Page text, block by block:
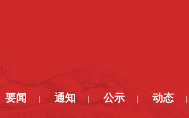
要闻 通知 公示 动态